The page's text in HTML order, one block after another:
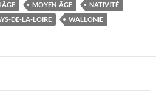
ÂGE MOYEN-ÂGE
NATIVITÉ
DE-LA-LOIRE WALLONIE